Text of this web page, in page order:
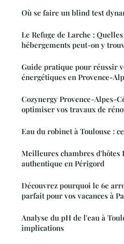
Où se faire un blind test
Le Refuge de Larche :
hébergements peut-on y
Guide pratique pour réussir
énergétiques en Provence-
Cozynergy Provence-Alpes-
optimiser vos travaux de
Eau du robinet à Toulouse :
Meilleures chambres d'hôtes
authentique en Périgord
Découvrez pourquoi le 6e
parfait pour vos vacances à
Analyse du pH de l'eau à
implications